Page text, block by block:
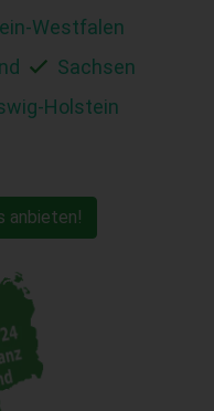
Westfalen
Sachsen
Holstein
anbieten!